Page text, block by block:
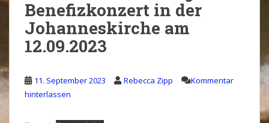
Benefizkonzert in der
Johanneskirche am
12.09.2023
11. September 2023 Rebecca Zipp
Kommentar
hinterlassen